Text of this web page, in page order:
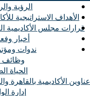
الرؤية
الأهداف الاستراتيجية
قرارات مجلس الأكاديمية
أخبار
ندوات
وظائف
الحياة
عناوين الأكاديمية بالقاهرة
إدارة